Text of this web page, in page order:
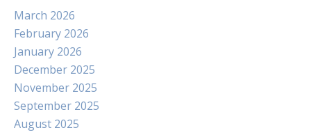
March 2026
February 2026
January 2026
December 2025
November 2025
September 2025
August 2025